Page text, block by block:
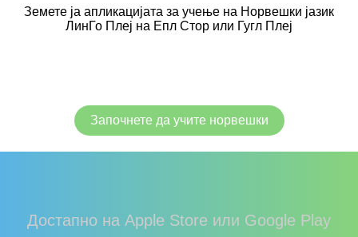
Земете ја апликацијата за учење на Норвешки јазик
ЛинГо Плеј на Епл Стор или Гугл Плеј
Започнете да учите норвешки
Достапно на Apple Store или Google Play